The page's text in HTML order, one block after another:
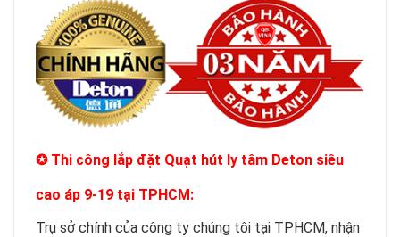
✪ Thi công lắp đặt Quạt hút ly tâm Deton siêu
cao áp 9-19 tại TPHCM:
Trụ sở chính của công ty chúng tôi tại TPHCM, nhận